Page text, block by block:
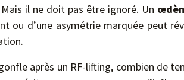
il ne doit pas être ignoré. Un
ou d’une asymétrie marquée peut
après un RF-lifting, combien de